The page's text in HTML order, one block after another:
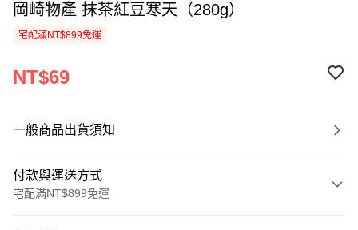
岡崎物產 抹茶紅豆寒天（280g）
宅配滿NT$899免運
NT$69
一般商品出貨須知
付款與運送方式
宅配滿NT$899免運